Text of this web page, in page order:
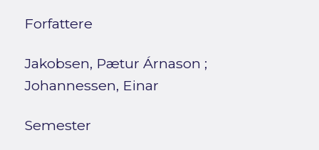
Forfattere
Jakobsen, Pætur Árnason ;
Johannessen, Einar
Semester